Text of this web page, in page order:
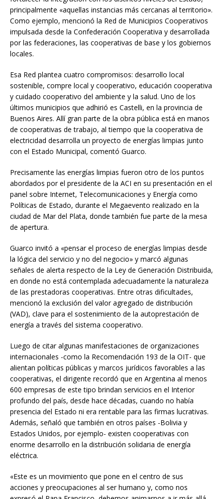
principalmente «aquellas instancias más cercanas al territorio».
Como ejemplo, mencionó la Red de Municipios Cooperativos
impulsada desde la Confederación Cooperativa y desarrollada
por las federaciones, las cooperativas de base y los gobiernos
locales.
Esa Red plantea cuatro compromisos: desarrollo local
sostenible, compre local y cooperativo, educación cooperativa
y cuidado cooperativo del ambiente y la salud. Uno de los
últimos municipios que adhirió es Castelli, en la provincia de
Buenos Aires. Allí gran parte de la obra pública está en manos
de cooperativas de trabajo, al tiempo que la cooperativa de
electricidad desarrolla un proyecto de energías limpias junto
con el Estado Municipal, comentó Guarco.
Precisamente las energías limpias fueron otro de los puntos
abordados por el presidente de la ACI en su presentación en el
panel sobre Internet, Telecomunicaciones y Energía como
Políticas de Estado, durante el Megaevento realizado en la
ciudad de Mar del Plata, donde también fue parte de la mesa
de apertura.
Guarco invitó a «pensar el proceso de energías limpias desde
la lógica del servicio y no del negocio» y marcó algunas
señales de alerta respecto de la Ley de Generación Distribuida,
en donde no está contemplada adecuadamente la naturaleza
de las prestadoras cooperativas. Entre otras dificultades,
mencionó la exclusión del valor agregado de distribución
(VAD), clave para el sostenimiento de la autoprestación de
energía a través del sistema cooperativo.
Luego de citar algunas manifestaciones de organizaciones
internacionales -como la Recomendación 193 de la OIT- que
alientan políticas públicas y marcos jurídicos favorables a las
cooperativas, el dirigente recordó que en Argentina al menos
600 empresas de este tipo brindan servicios en el Interior
profundo del país, desde hace décadas, cuando no había
presencia del Estado ni era rentable para las firmas lucrativas.
Además, señaló que también en otros países -Bolivia y
Estados Unidos, por ejemplo- existen cooperativas con
enorme desarrollo en la distribución solidaria de energía
eléctrica.
«Este es un movimiento que pone en el centro de sus
acciones y preocupaciones al ser humano y, como nos